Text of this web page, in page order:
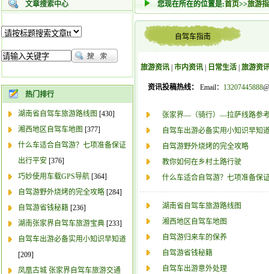
文章搜索中心
热门排行
湖南省自驾车旅游路线图 [430]
湘西地区自驾车地图 [377]
什么车适合自驾游？七项准备保证
出行平安 [376]
巧妙使用车载GPS导航 [364]
自驾游野外烧烤的完全攻略 [284]
自驾游省钱秘籍 [236]
湖南张家界自驾车旅游宝典 [233]
自驾车出游必备实用小知识早知道
[209]
凤凰古城 张家界自驾车旅游交通
您现在所在的位置是:首页>>旅游
自驾车指南
旅游资讯 市内资讯 日常生活 旅游资
资讯投稿热线： Email： 13207445888
张家界—（骑行）—拉萨线路参
自驾车出游必备实用小知识早知
自驾游野外烧烤的完全攻略
教你如何在乡村土路行驶
什么车适合自驾游？七项准备保
湖南省自驾车旅游路线图
湘西地区自驾车地图
自驾游归来车的保养
自驾游省钱秘籍
自驾车出游意外处理